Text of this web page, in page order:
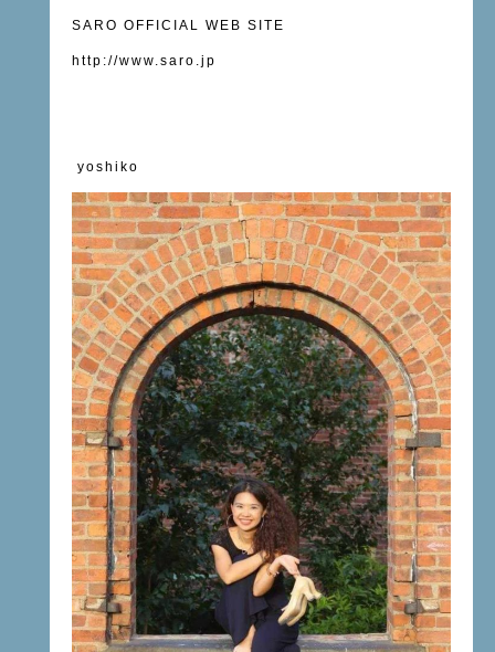
SARO OFFICIAL WEB SITE
http://www.saro.jp
yoshiko